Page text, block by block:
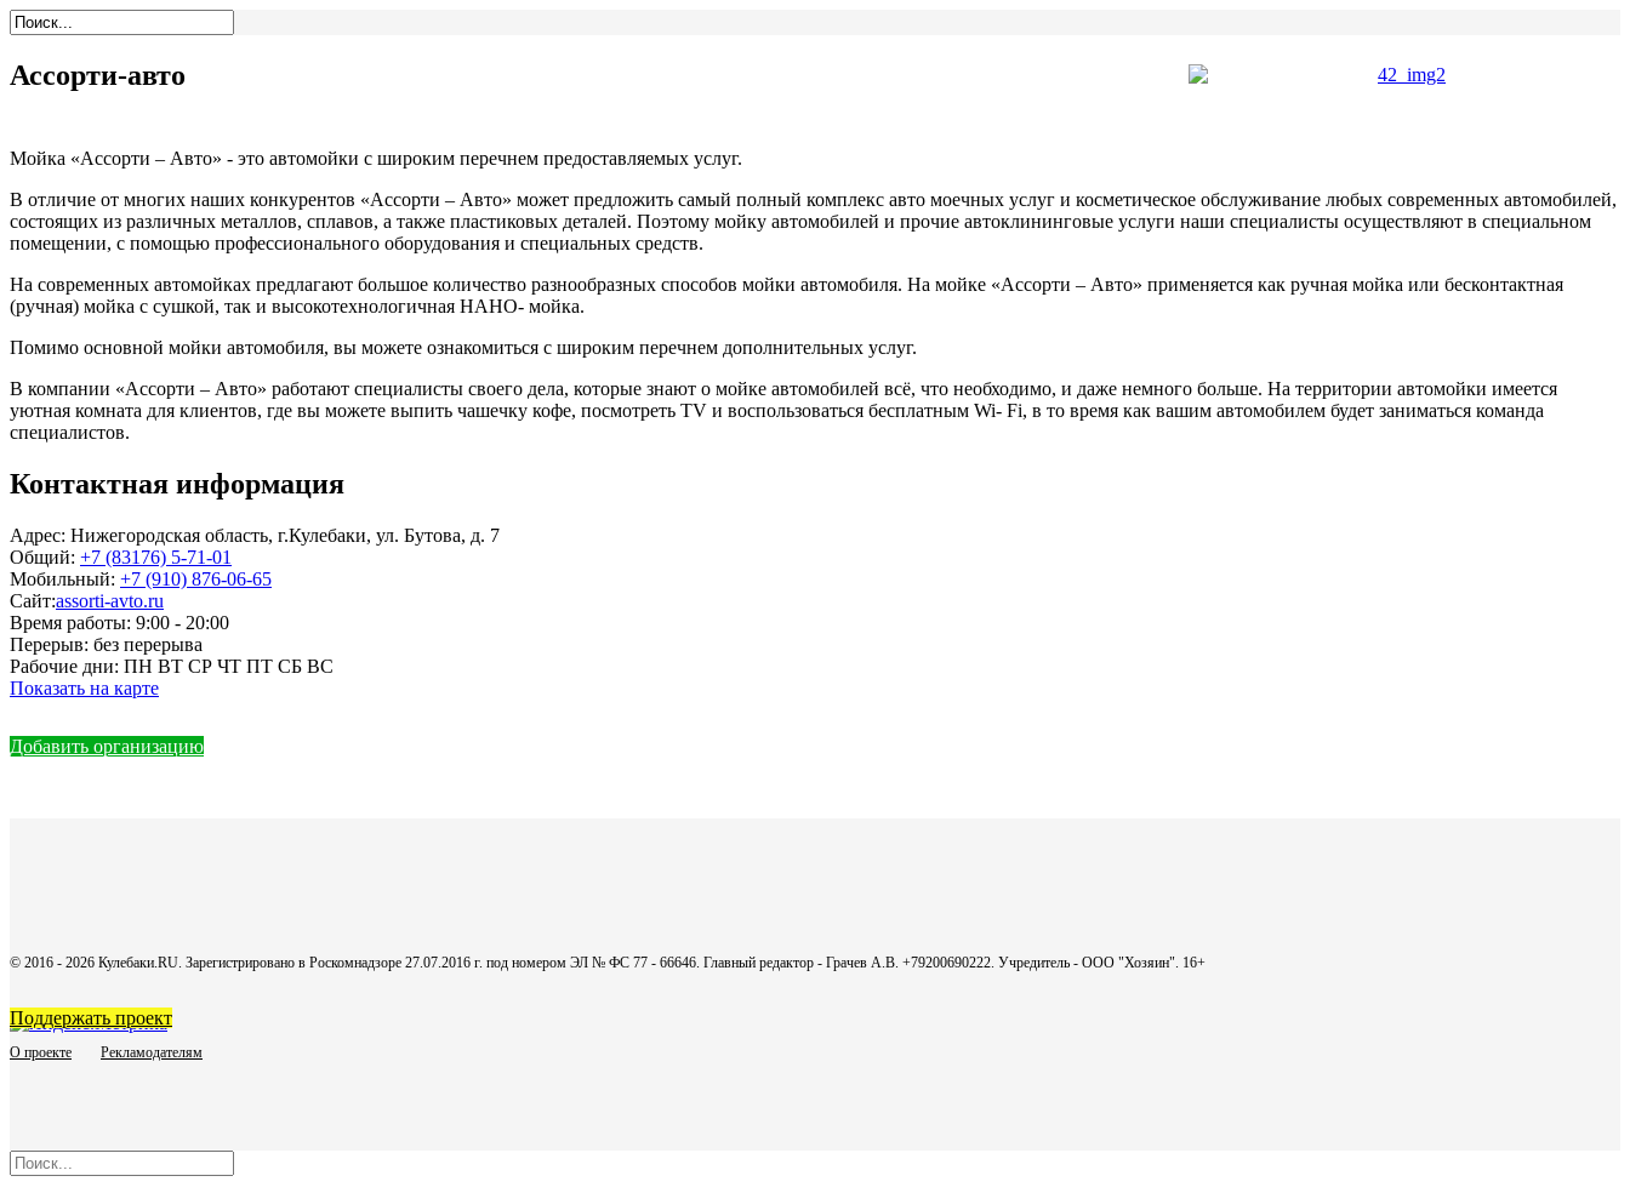
Ассорти-авто
Мойка «Ассорти – Авто» - это автомойки с широким перечнем предоставляемых услуг.
В отличие от многих наших конкурентов «Ассорти – Авто» может предложить самый полный комплекс авто моечных услуг и косметическое обслуживание любых современных автомобилей,
состоящих из различных металлов, сплавов, а также пластиковых деталей. Поэтому мойку автомобилей и прочие автоклининговые услуги наши специалисты осуществляют в специальном
помещении, с помощью профессионального оборудования и специальных средств.
На современных автомойках предлагают большое количество разнообразных способов мойки автомобиля. На мойке «Ассорти – Авто» применяется как ручная мойка или бесконтактная
(ручная) мойка с сушкой, так и высокотехнологичная НАНО- мойка.
Помимо основной мойки автомобиля, вы можете ознакомиться с широким перечнем дополнительных услуг.
В компании «Ассорти – Авто» работают специалисты своего дела, которые знают о мойке автомобилей всё, что необходимо, и даже немного больше. На территории автомойки имеется
уютная комната для клиентов, где вы можете выпить чашечку кофе, посмотреть TV и воспользоваться бесплатным Wi- Fi, в то время как вашим автомобилем будет заниматься команда
специалистов.
Контактная информация
Адрес: Нижегородская область, г.Кулебаки, ул. Бутова, д. 7
Общий: +7 (83176) 5-71-01
Мобильный: +7 (910) 876-06-65
Сайт:assorti-avto.ru
Время работы: 9:00 - 20:00
Перерыв: без перерыва
Рабочие дни: ПН ВТ СР ЧТ ПТ СБ ВС
Показать на карте
Добавить организацию
© 2016 - 2026 Кулебаки.RU. Зарегистрировано в Роскомнадзоре 27.07.2016 г. под номером ЭЛ № ФС 77 - 66646. Главный редактор - Грачев А.В. +79200690222. Учредитель - ООО "Хозяин". 16+
О проекте Рекламодателям
Поддержать проект